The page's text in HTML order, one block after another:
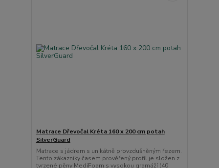
Matrace Dřevočal Kréta 160 x 200 cm potah
SilverGuard
Matrace s jádrem s unikátně provzdušněným řezem.
Tento zákazníky časem prověřený profil je složen z
tvrzené pěny MediFoam s vysokou gramáží (40